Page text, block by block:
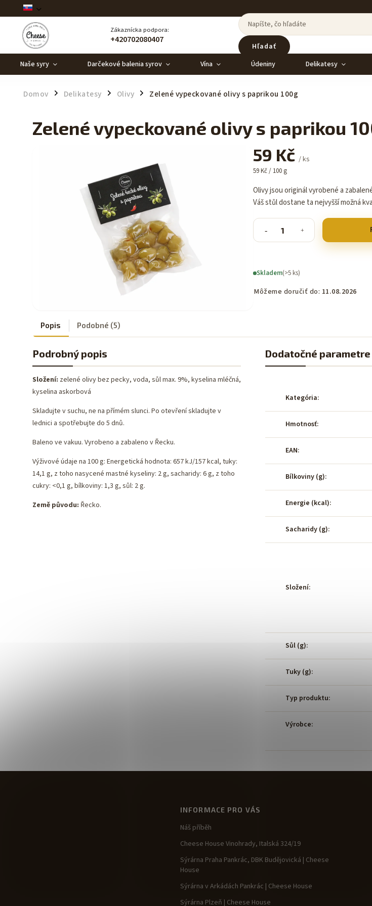
Zákaznícka podpora:
+420702080407
Hľadať
Naše syry Darčekové balenia syrov Vína Údeniny Delikatesy
Domov / Delikatesy / Olivy / Zelené vypeckované olivy s paprikou 100g
Zelené vypeckované olivy s paprikou
59 Kč / ks
59 Kč / 100 g
Skladem(>5 ks)
Môžeme doručiť do: 11.08.2026
Olivy jsou originál vyrobené a
Váš stůl dostane ta nejvyšší možná
Popis Podobné (5)
Podrobný popis
Složení: zelené olivy bez pecky, voda, sůl max. 9%, kyselina mléčná,
kyselina askorbová
Skladujte v suchu, ne na přímém slunci. Po otevření skladujte v
lednici a spotřebujte do 5 dnů.
Baleno ve vakuu. Vyrobeno a zabaleno v Řecku.
Výživové údaje na 100 g: Energetická hodnota: 657 kJ/157 kcal, tuky:
14,1 g, z toho nasycené mastné kyseliny: 2 g, sacharidy: 6 g, z toho
cukry: <0,1 g, bílkoviny: 1,3 g, sůl: 2 g.
Země původu: Řecko.
Dodatočné parametre
Kategória:
Hmotnosť:
EAN:
Bílkoviny (g):
Energie (kcal):
Sacharidy (g):
Složení:
Sůl (g):
Tuky (g):
Typ produktu:
Výrobce:
INFORMACE PRO VÁS
Náš příběh
Cheese House Vinohrady, Italská 324/19
Sýrárna Praha Pankrác, DBK Budějovická | Cheese
House
Sýrárna v Arkádách Pankrác | Cheese House
Sýrárna Plzeň | Cheese House